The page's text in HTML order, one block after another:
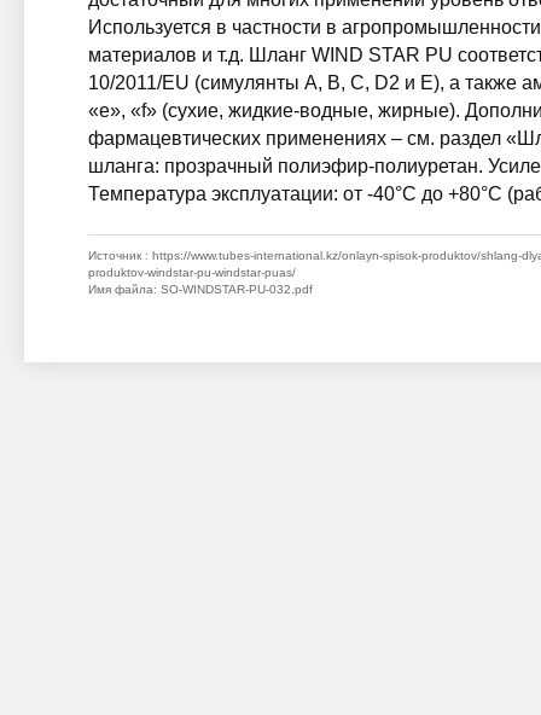
Используется в частности в
материалов и т.д. Шланг WIND STAR PU
10/2011/EU (симулянты A, B, C, D2 и E), а также
«e», «f» (сухие, жидкие-водные, жирные).
фармацевтических применениях – см. раздел
шланга: прозрачный полиэфир-полиуретан.
Температура эксплуатации: от -40°C до +80°C
Источник : https://www.tubes-international.kz/onlayn-spisok-produktov/shlang-
produktov-windstar-pu-windstar-puas/
Имя файла: SO-WINDSTAR-PU-032.pdf